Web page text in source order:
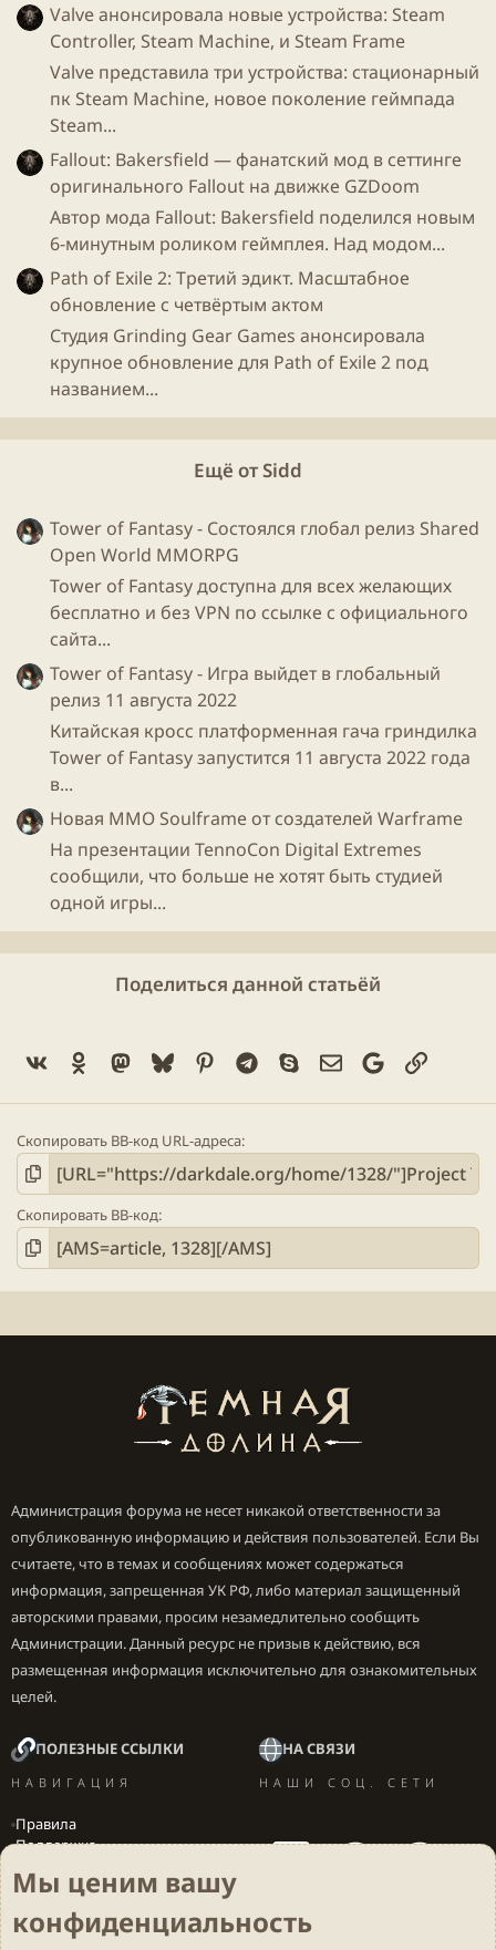
Я считаю, что крипта даст прогресс загнивающим
, и вернет им здоровую экономику и торговлю.
Ведь долгое время нас лишали этого игрового
элемента: дейлики, лимиты по гс, привязанный
шмот, регулируемый фейковый аукцион и много
всего прочего, что превращалоММОв жалкий
сингльный огрызок, где напрочь отсутствовало
экономическое взаимодействие между игроками.
Правило "вы ничем не владеете, даже если за это
заплатили и вас забанят, если что-то продадите",
прочно въелось в сознание современных игроков.
Однако похоже наступает время, когда не мы, а нам
будут платить за
Valve анонсировала новые устройства: Steam
Controller, Steam Machine, и Steam Frame
Valve представила три устройства: стационарный
пк Steam Machine, новое поколение геймпада
Steam...
Fallout: Bakersfield — фанатский мод в сеттинге
оригинального Fallout на движке GZDoom
Автор мода Fallout: Bakersfield поделился новым
6-минутным роликом геймплея. Над модом...
Path of Exile 2: Третий эдикт. Масштабное
обновление с четвёртым актом
Студия Grinding Gear Games анонсировала
крупное обновление для Path of Exile 2 под
названием...
Ещё от Sidd
Tower of Fantasy - Состоялся глобал релиз Shared
Open World MMORPG
Tower of Fantasy доступна для всех желающих
бесплатно и без VPN по ссылке с официального
сайта...
Tower of Fantasy - Игра выйдет в глобальный
релиз 11 августа 2022
Китайская кросс платформенная гача гриндилка
Tower of Fantasy запустится 11 августа 2022 года
в...
Новая ММО Soulframe от создателей Warframe
На презентации TennoCon Digital Extremes
сообщили, что больше не хотят быть студией
одной игры...
Поделиться данной статьёй
Vk Ok Mastodon
BlueskyPinterestTelegram
SkypeЭлектронная
GoogleСсылка
Скопировать BB-код URL-адреса
Скопировать BB-код
Администрация форума не несет никакой ответственности за
опубликованную информацию и действия пользователей. Если Вы
считаете, что в темах и сообщениях может содержаться
информация, запрещенная УК РФ, либо материал защищенный
авторскими правами, просим незамедлительно сообщить
Администрации. Данный ресурс не призыв к действию, вся
размещенная информация исключительно для ознакомительных
целей.
ПОЛЕЗНЫЕ ССЫЛКИ
НАВИГАЦИЯ
Правила
Поддержка
Локализация игр
НА СВЯЗИ
НАШИ СОЦ. СЕТИ
Мы ценим вашу
конфиденциальность